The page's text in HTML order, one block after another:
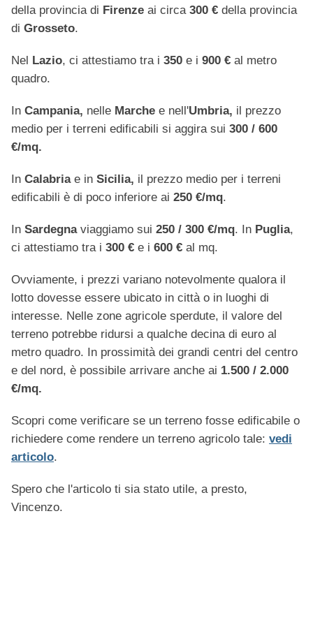
della provincia di Firenze ai circa 300 € della provincia
di Grosseto.
Nel Lazio, ci attestiamo tra i 350 e i 900 € al metro
quadro.
In Campania, nelle Marche e nell'Umbria, il prezzo
medio per i terreni edificabili si aggira sui 300 / 600
€/mq.
In Calabria e in Sicilia, il prezzo medio per i terreni
edificabili è di poco inferiore ai 250 €/mq.
In Sardegna viaggiamo sui 250 / 300 €/mq. In Puglia,
ci attestiamo tra i 300 € e i 600 € al mq.
Ovviamente, i prezzi variano notevolmente qualora il
lotto dovesse essere ubicato in città o in luoghi di
interesse. Nelle zone agricole sperdute, il valore del
terreno potrebbe ridursi a qualche decina di euro al
metro quadro. In prossimità dei grandi centri del centro
e del nord, è possibile arrivare anche ai 1.500 / 2.000
€/mq.
Scopri come verificare se un terreno fosse edificabile o
richiedere come rendere un terreno agricolo tale: vedi
articolo.
Spero che l'articolo ti sia stato utile, a presto,
Vincenzo.